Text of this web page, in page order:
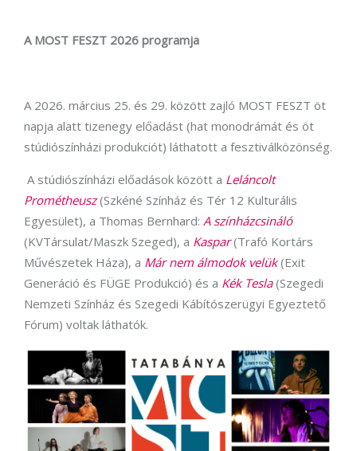
A MOST FESZT 2026 programja
A 2026. március 25. és 29. között zajló MOST FESZT öt
napja alatt tizenegy előadást (hat monodrámát és öt
stúdiószínházi produkciót) láthatott a fesztiválközönség.
A stúdiószínházi előadások között a Leláncolt
Prométheusz(Szkéné Színház és Tér 12 Kulturális
Egyesület), a Thomas Bernhard: A színházcsináló
(KVTársulat/Maszk Szeged), a Kaspar(Trafó Kortárs
Művészetek Háza), a Már nem álmodok velük(Exit
Generáció és FÜGE Produkció) és a Kék Tesla(Szegedi
Nemzeti Színház és Szegedi Kábítószerügyi Egyeztető
Fórum) voltak láthatók.